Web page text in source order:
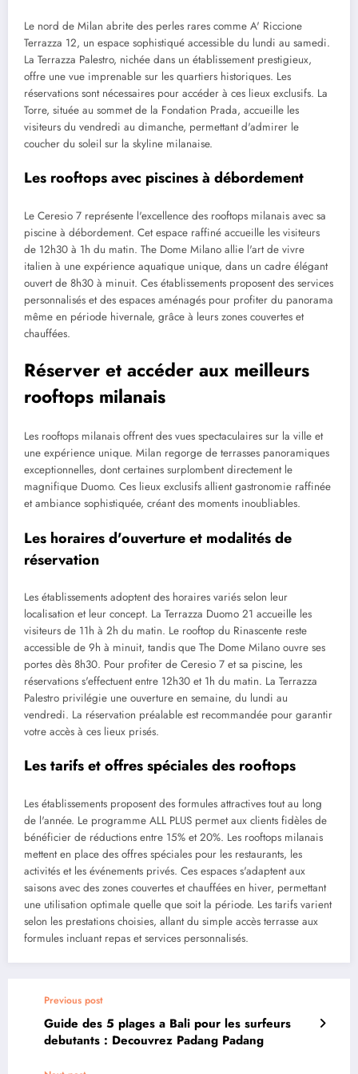
Le nord de Milan abrite des perles rares comme A' Riccione
Terrazza 12, un espace sophistiqué accessible du lundi au samedi.
La Terrazza Palestro, nichée dans un établissement prestigieux,
offre une vue imprenable sur les quartiers historiques. Les
réservations sont nécessaires pour accéder à ces lieux exclusifs. La
Torre, située au sommet de la Fondation Prada, accueille les
visiteurs du vendredi au dimanche, permettant d'admirer le
coucher du soleil sur la skyline milanaise.
Les rooftops avec piscines à débordement
Le Ceresio 7 représente l'excellence des rooftops milanais avec sa
piscine à débordement. Cet espace raffiné accueille les visiteurs
de 12h30 à 1h du matin. The Dome Milano allie l'art de vivre
italien à une expérience aquatique unique, dans un cadre élégant
ouvert de 8h30 à minuit. Ces établissements proposent des services
personnalisés et des espaces aménagés pour profiter du panorama
même en période hivernale, grâce à leurs zones couvertes et
chauffées.
Réserver et accéder aux meilleurs
rooftops milanais
Les rooftops milanais offrent des vues spectaculaires sur la ville et
une expérience unique. Milan regorge de terrasses panoramiques
exceptionnelles, dont certaines surplombent directement le
magnifique Duomo. Ces lieux exclusifs allient gastronomie raffinée
et ambiance sophistiquée, créant des moments inoubliables.
Les horaires d'ouverture et modalités de
réservation
Les établissements adoptent des horaires variés selon leur
localisation et leur concept. La Terrazza Duomo 21 accueille les
visiteurs de 11h à 2h du matin. Le rooftop du Rinascente reste
accessible de 9h à minuit, tandis que The Dome Milano ouvre ses
portes dès 8h30. Pour profiter de Ceresio 7 et sa piscine, les
réservations s'effectuent entre 12h30 et 1h du matin. La Terrazza
Palestro privilégie une ouverture en semaine, du lundi au
vendredi. La réservation préalable est recommandée pour garantir
votre accès à ces lieux prisés.
Les tarifs et offres spéciales des rooftops
Les établissements proposent des formules attractives tout au long
de l'année. Le programme ALL PLUS permet aux clients fidèles de
bénéficier de réductions entre 15% et 20%. Les rooftops milanais
mettent en place des offres spéciales pour les restaurants, les
activités et les événements privés. Ces espaces s'adaptent aux
saisons avec des zones couvertes et chauffées en hiver, permettant
une utilisation optimale quelle que soit la période. Les tarifs varient
selon les prestations choisies, allant du simple accès terrasse aux
formules incluant repas et services personnalisés.
Previous post
Guide des 5 plages a Bali pour les surfeurs
debutants : Decouvrez Padang Padang